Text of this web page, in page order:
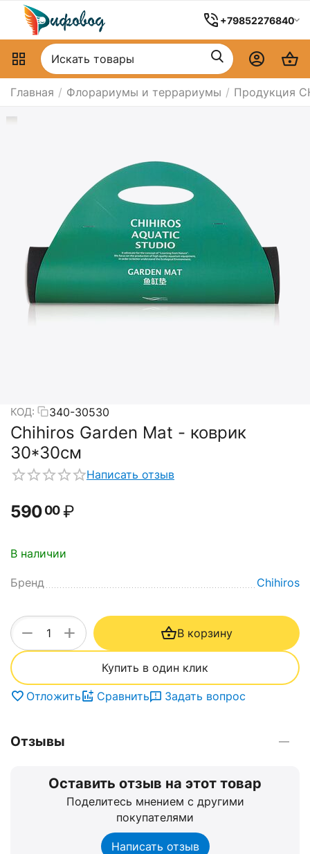
+79852276840
Главная / Флорариумы и террариумы / Продукция
КОД: 340-30530
Chihiros Garden Mat - коврик
30*30см
Написать отзыв
59000 ₽
В наличии
Бренд Chihiros
+
− В корзину
Купить в один клик
Отложить Сравнить Задать вопрос
Отзывы
Оставить отзыв на этот товар
Поделитесь мнением с другими
покупателями
Написать отзыв